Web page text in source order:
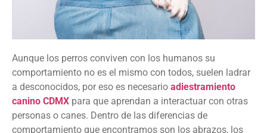
Aunque los perros conviven con los humanos su
comportamiento no es el mismo con todos, suelen ladrar
a desconocidos, por eso es necesario adiestramiento
canino CDMX para que aprendan a interactuar con otras
personas o canes. Dentro de las diferencias de
comportamiento que encontramos son los abrazos, los